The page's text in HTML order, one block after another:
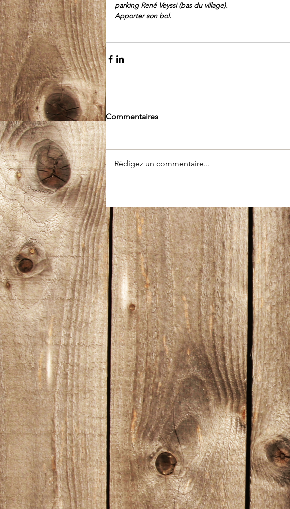
parking René Veyssi (bas du village).
Apporter son bol.
Commentaires
Rédigez un commentaire...